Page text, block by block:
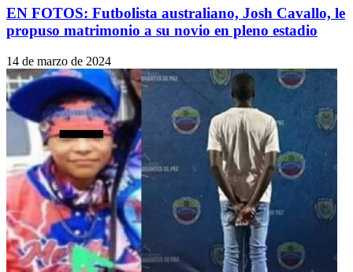
EN FOTOS: Futbolista australiano, Josh Cavallo, le
propuso matrimonio a su novio en pleno estadio
14 de marzo de 2024